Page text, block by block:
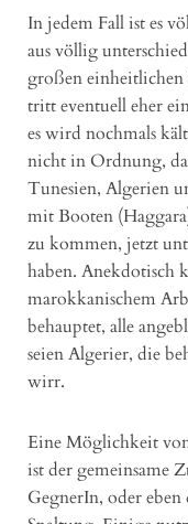
In jedem Fall ist es
aus völlig
großen
tritt eventuell eher
es wird nochmals
nicht in Ordnung,
Tunesien, Algerien
mit Booten
zu kommen, jetzt
haben. Anekdotisch
marokkanischem
behauptet, alle
seien Algerier, die
wirr.
Eine Möglichkeit
ist der gemeinsame
GegnerIn, oder